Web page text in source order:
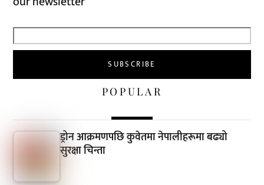
POPULAR
ड्रोन आक्रमणपछि कुवेतमा नेपालीहरूमा बढ्यो
सुरक्षा चिन्ता